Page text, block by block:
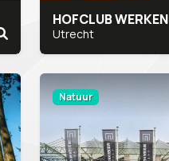
Utrecht
Natuur